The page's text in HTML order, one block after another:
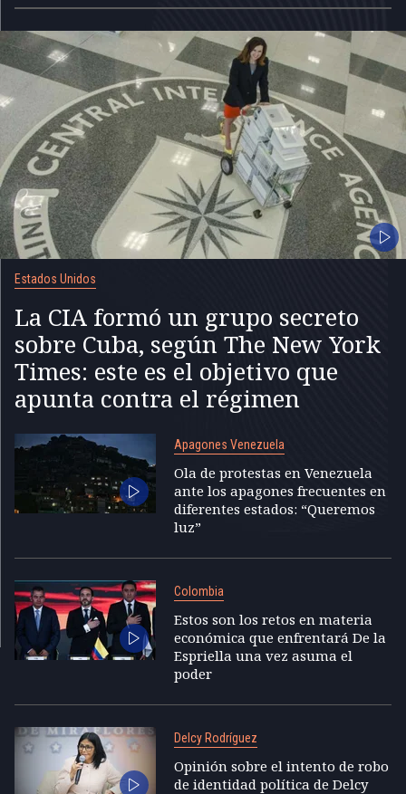
Estados Unidos
La CIA formó un grupo secreto
sobre Cuba, según The New York
Times: este es el objetivo que
apunta contra el régimen
Apagones Venezuela
Ola de protestas en Venezuela
ante los apagones frecuentes en
diferentes estados: “Queremos
luz”
Colombia
Estos son los retos en materia
económica que enfrentará De la
Espriella una vez asuma el
poder
Delcy Rodríguez
Opinión sobre el intento de robo
de identidad política de Delcy